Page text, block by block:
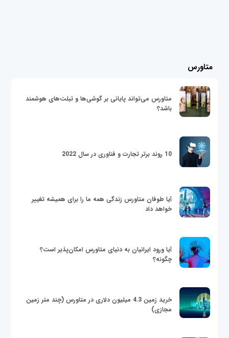
متاورس
متاورس می‌تواند پایانی بر گوشی‌ها و تبلت‌های هوشمند
باشد؟
10 روند برتر تجارت و فناوری در سال 2022
آیا طوفان متاورس زندگی همه ما را برای همیشه تغییر
خواهد داد
آیا ورود ایرانیان به دنیای متاورس امکان‌پذیر است؟
چگونه؟
خرید زمین 4.3 میلیون دلاری در متاورس (چند متر زمین
مجازی)